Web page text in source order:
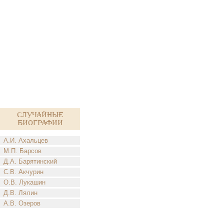
Случайные
биографии
А.И. Ахальцев
М.П. Барсов
Д.А. Барятинский
С.В. Акчурин
О.В. Лукашин
Д.В. Лялин
А.В. Озеров